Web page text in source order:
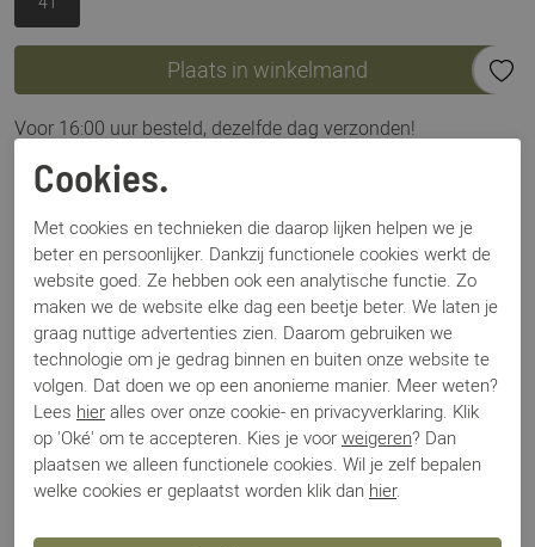
Plaats in winkelmand
Voor 16:00 uur besteld, dezelfde dag verzonden!
Omschrijving
Greve Elba 2712.77-004 bruin
Specificaties
Merk
Greve
Artikelnummer
Elba 2712.77
Los voetbed
Ja
Categorie
Instapper
Kleur
Bruin
Materiaal
Suede
Bestelcode
000002891
Cookies.
Met cookies en technieken die daarop lijken helpen we je
beter en persoonlijker. Dankzij functionele cookies werkt de
website goed. Ze hebben ook een analytische functie. Zo
maken we de website elke dag een beetje beter. We laten je
graag nuttige advertenties zien. Daarom gebruiken we
technologie om je gedrag binnen en buiten onze website te
volgen. Dat doen we op een anonieme manier. Meer weten?
Lees hier alles over onze cookie- en privacyverklaring. Klik
op 'Oké' om te accepteren. Kies je voor weigeren? Dan
plaatsen we alleen functionele cookies. Wil je zelf bepalen
welke cookies er geplaatst worden klik dan hier.